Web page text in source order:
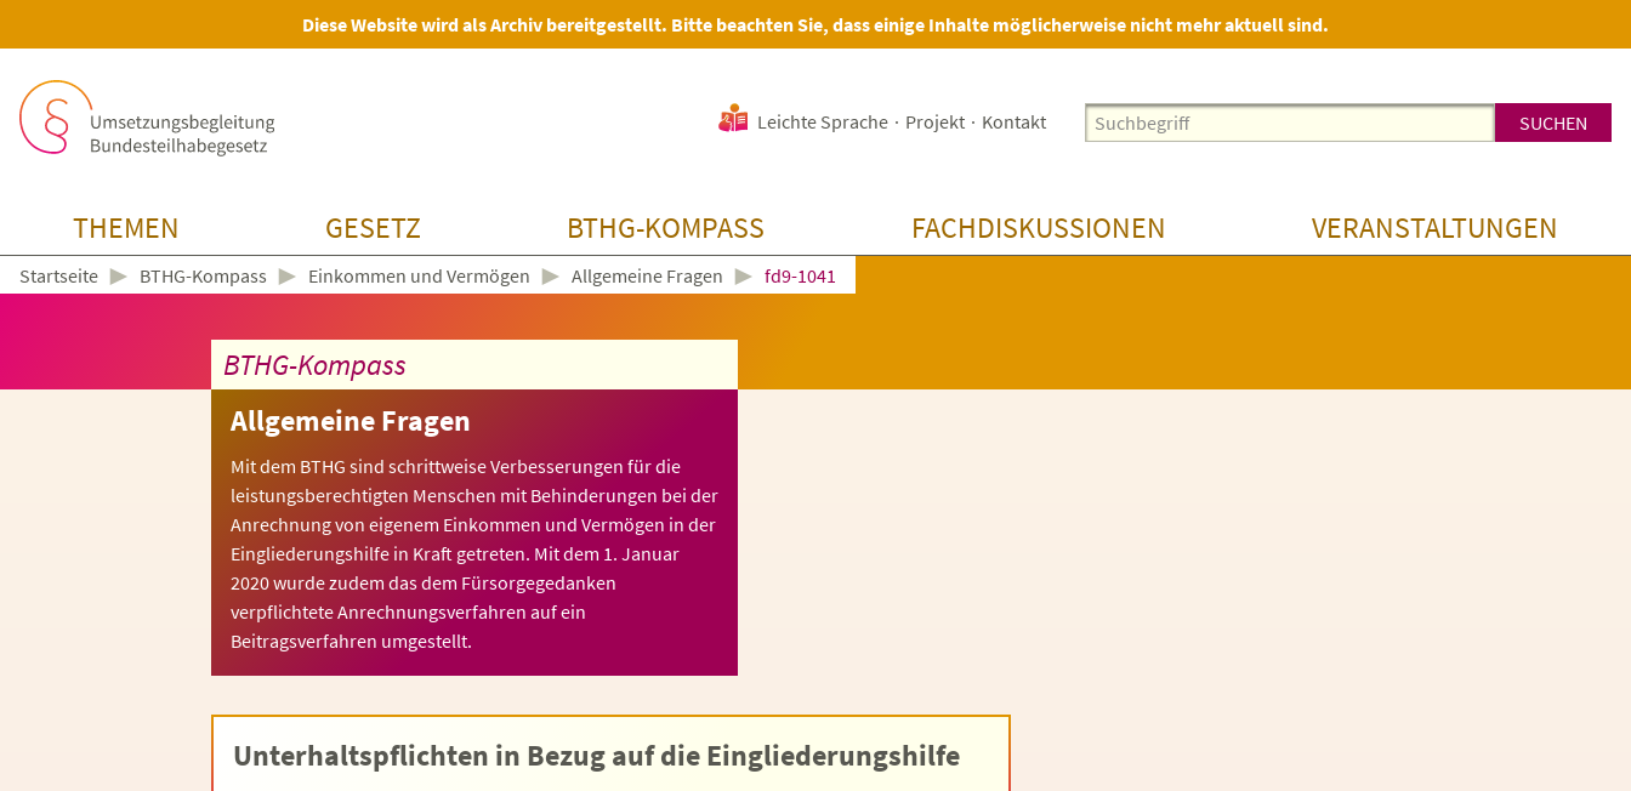
Diese Website wird als Archiv bereitgestellt. Bitte beachten Sie, dass einige Inhalte möglicherweise nicht mehr aktuell sind.
Leichte Sprache · Projekt · Kontakt
THEMEN GESETZ BTHG-KOMPASS FACHDISKUSSIONEN VERANSTALTUNGEN
Startseite ► BTHG-Kompass ► Einkommen und Vermögen ► Allgemeine Fragen ► fd9-1041
BTHG-Kompass
Allgemeine Fragen
Mit dem BTHG sind schrittweise Verbesserungen für die
leistungsberechtigten Menschen mit Behinderungen bei der
Anrechnung von eigenem Einkommen und Vermögen in der
Eingliederungshilfe in Kraft getreten. Mit dem 1. Januar
2020 wurde zudem das dem Fürsorgegedanken
verpflichtete Anrechnungsverfahren auf ein
Beitragsverfahren umgestellt.
Unterhaltspflichten in Bezug auf die Eingliederungshilfe